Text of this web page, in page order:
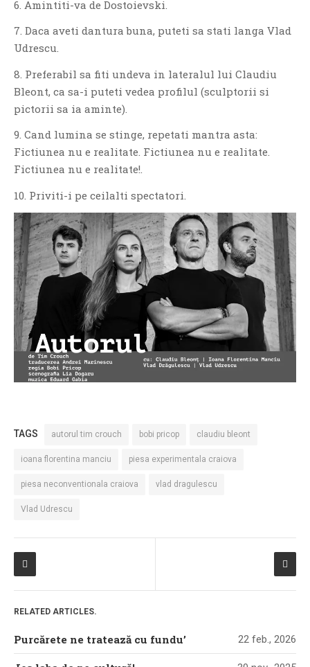
6. Amintiti-va de Dostoievski.
7. Daca aveti dantura buna, puteti sa stati langa Vlad
Udrescu.
8. Preferabil sa fiti undeva in lateralul lui Claudiu
Bleont, ca sa-i puteti vedea profilul (sculptorii si
pictorii sa ia aminte).
9. Cand lumina se stinge, repetati mantra asta:
Fictiunea nu e realitate. Fictiunea nu e realitate.
Fictiunea nu e realitate!.
10. Priviti-i pe ceilalti spectatori.
TAGS autorul tim crouch bobi pricop claudiu bleont
ioana florentina manciu piesa experimentala craiova
piesa neconventionala craiova vlad dragulescu
Vlad Udrescu
RELATED ARTICLES.
Purcărete ne tratează cu fundu’ 22 feb., 2026